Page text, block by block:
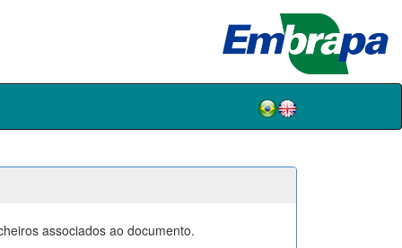
associados ao documento.